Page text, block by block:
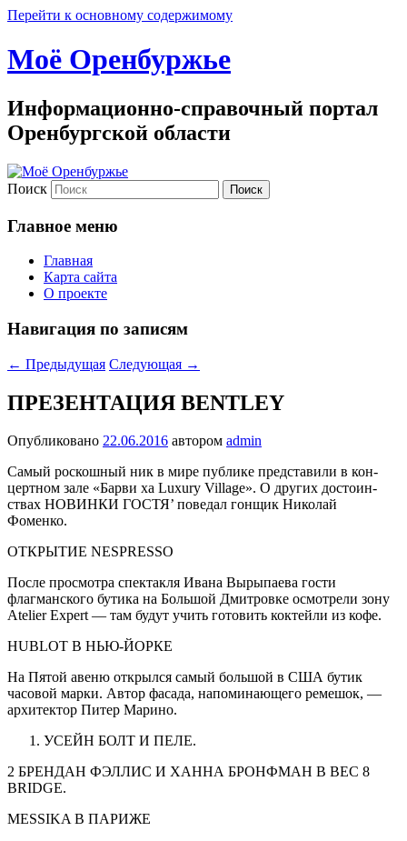
Перейти к основному содержимому
Моё Оренбуржье
Информационно-справочный портал
Оренбургской области
Поиск
Главное меню
Главная
Карта сайта
О проекте
Навигация по записям
← Предыдущая Следующая →
ПРЕЗЕНТАЦИЯ BENTLEY
Опубликовано 22.06.2016 автором admin
Самый роскошный ник в мире публике представили в кон­
цертном зале «Барви ха Luxury Village». О других достоин­
ствах НОВИНКИ ГОСТЯ’ поведал гонщик Николай
Фоменко.
ОТКРЫТИЕ NESPRESSO
После просмотра спектакля Ивана Вырыпаева гости
флагманского бутика на Большой Дмитровке осмот­рели зону
Atelier Expert — там будут учить готовить коктейли из кофе.
HUBLOT В НЬЮ-ЙОРКЕ
На Пятой авеню открылся самый большой в США бутик
часовой марки. Автор фасада, напоминающего ремешок, —
архитектор Питер Марино.
УСЕЙН БОЛТ И ПЕЛЕ.
2 БРЕНДАН ФЭЛЛИС И ХАННА БРОНФМАН В ВЕС 8
BRIDGE.
MESSIKA В ПАРИЖЕ